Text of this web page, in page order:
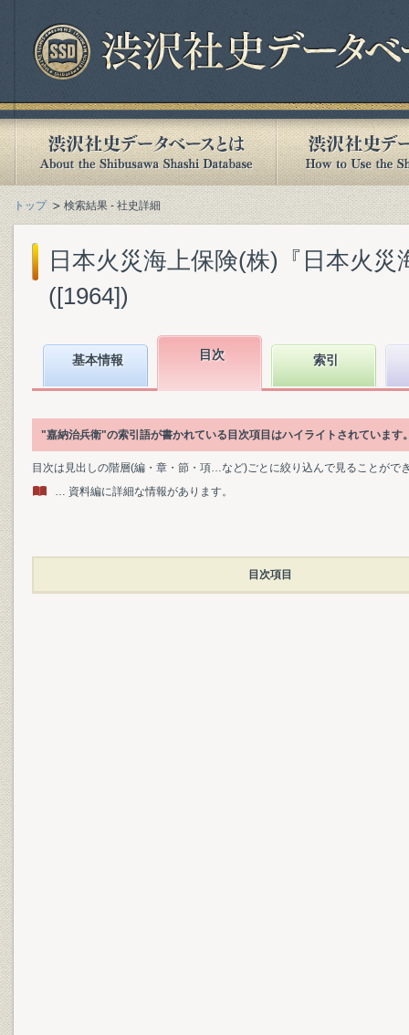
トップ 検索結果 - 社史詳細
日本火災海上保険(株)『日本火
([1964])
基本情報 目次 索引
"嘉納治兵衛"の索引語が書かれている目次項目はハイライトされています
目次は見出しの階層(編・章・節・項…など)ごとに絞り込んで見ることがで
… 資料編に詳細な情報があります。
目次項目